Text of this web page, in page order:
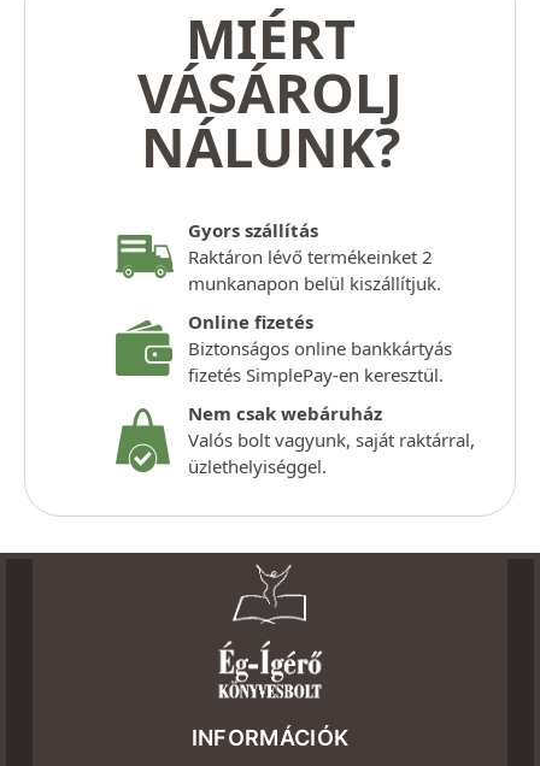
MIÉRT
VÁSÁROLJ
NÁLUNK?
Gyors szállítás
Raktáron lévő termékeinket 2
munkanapon belül kiszállítjuk.
Online fizetés
Biztonságos online bankkártyás
fizetés SimplePay-en keresztül.
Nem csak webáruház
Valós bolt vagyunk, saját raktárral,
üzlethelyiséggel.
INFORMÁCIÓK